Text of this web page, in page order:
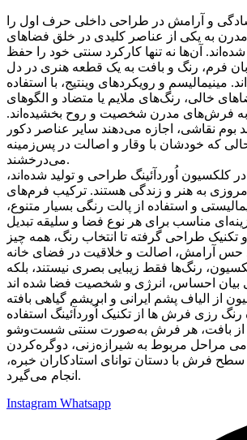
و آرامش در طراحی داخلی حرف اول را
به یکی از عناصر کلیدی در خلق فضاهای
آن‌ها نه تنها کارکرد سنتی خود را حفظ
زبان فرم، رنگ و بافت به یک قطعه هنری در دل
مینیمالیسم و رویکردهای وینتیج، با استفاده
خالی، رنگ‌های ملایم یا متضاد و الگوهای
به فرش‌های مدرن شخصیت و روح بخشیده‌اند.
بوم نقاشی، اجازه می‌دهند سایر عناصر دکور
که خودشان با وقار و اصالت در پس‌زمینه
می‌درخشند.
کلکسیون اُوردآئينگ طراحی و تولید شده‌اند،
به هنر و زندگی هستند. ترکیب فرم‌های
و استفاده از پالت رنگی بسیار متنوع،
مناسب برای هر نوع فضا و سلیقه تبدیل
طراحی گرفته تا انتخاب رنگ، همه چیز
حس آرامش، اصالت و خلاقیت در فضای خانه
رنگ‌ها فقط زیبایی بصری نیستند، بلکه
از الیاف پشم ایرانی و ابریشم گیاهی بافته
رزی فرش ها از تکنیک اُوردآئينگ استفاده
بافت، هر فرش به‌صورت سنتی شست‌وشو
مراحل مربوط به شیرازه‌زنی، دوگره‌کردن
فرش با دستان توانای استادکاران خبره،
انجام می‌گیرد.
Instagram Whatsapp